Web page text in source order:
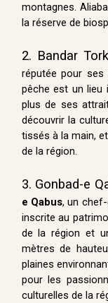
montagnes.
la réserve de
2. Bandar
réputée pour ses
pêche est un lieu
plus de ses
découvrir la
tissés à la main,
de la région.
3. Gonbad-e
e Qabus, un
inscrite au
de la région et
mètres de
plaines
pour les
culturelles de la